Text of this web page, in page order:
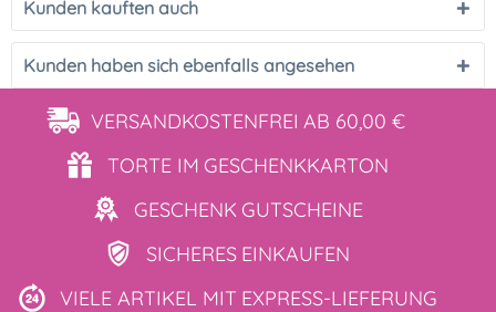
Kunden kauften auch
Kunden haben sich ebenfalls angesehen
VERSANDKOSTENFREI AB 60,00 €
TORTE IM GESCHENKKARTON
GESCHENK GUTSCHEINE
SICHERES EINKAUFEN
VIELE ARTIKEL MIT EXPRESS-LIEFERUNG